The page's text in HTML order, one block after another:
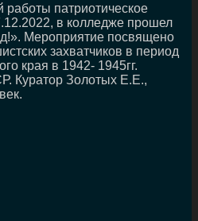
работы патриотическое
в колледже прошел
Мероприятие посвящено
захватчиков в период
края в 1942- 1945гг.
Куратор Золотых Е.Е.,